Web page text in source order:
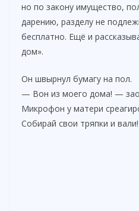
но по закону имущество,
дарению, разделу не
бесплатно. Ещё и
дом».
Он швырнул бумагу на пол.
— Вон из моего дома! —
Микрофон у матери
Собирай свои тряпки и вали!